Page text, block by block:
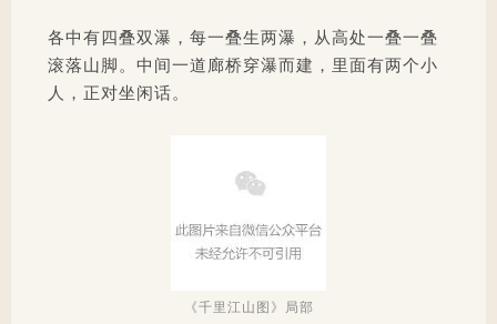
各中有四叠双瀑，每一叠生两瀑，从高处一叠一叠
滚落山脚。中间一道廊桥穿瀑而建，里面有两个小
人，正对坐闲话。
《千里江山图》局部